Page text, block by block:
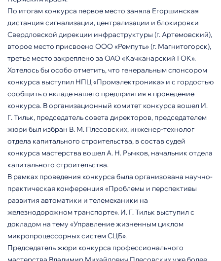
По итогам конкурса первое место заняла Егоршинская
дистанция сигнализации, централизации и блокировки
Свердловской дирекции инфраструктуры (г. Артемовский),
второе место присвоено ООО «Ремпуть» (г. Магнитогорск),
третье место закреплено за ОАО «Качканарский ГОК».
Хотелось бы особо отметить, что генеральным спонсором
конкурса выступил НПЦ «Промэлектроника» и с гордостью
сообщить о вкладе нашего предприятия в проведение
конкурса. В организационный комитет конкурса вошел И.
Г. Тильк, председатель совета директоров, председателем
жюри был избран В. М. Плесовских, инженер-технолог
отдела капитального строительства, в состав судей
конкурса мастерства вошел А. Н. Рычков, начальник отдела
капитального строительства.
В рамках проведения конкурса была организована научно-
практическая конференция «Проблемы и перспективы
развития автоматики и телемеханики на
железнодорожном транспорте». И. Г. Тильк выступил с
докладом на тему «Управление жизненным циклом
микропроцессорных систем СЦБ».
Председатель жюри конкурса профессионального